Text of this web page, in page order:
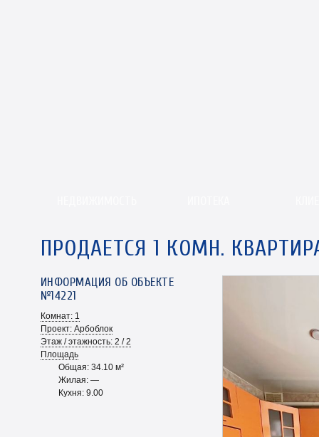
ПРОДАЕТСЯ 1 КОМН.
ИНФОРМАЦИЯ ОБ ОБЪЕКТЕ
№14221
Комнат: 1
Проект: Арбоблок
Этаж / этажность: 2 / 2
Площадь
Общая: 34.10 м²
Жилая: —
Кухня: 9.00